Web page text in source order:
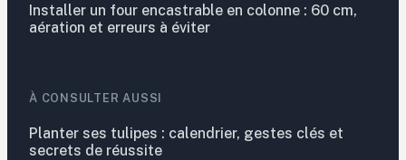
Installer un four encastrable en colonne : 60 cm,
aération et erreurs à éviter
À CONSULTER AUSSI
Planter ses tulipes : calendrier, gestes clés et
secrets de réussite